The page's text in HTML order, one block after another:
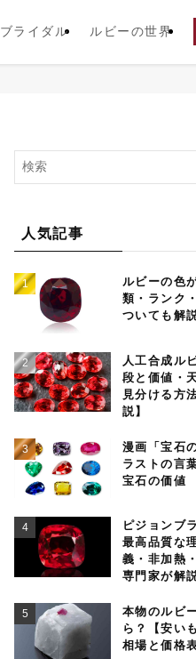
ブライダル ルビーの世界
人気記事
ルビーの色
類・ランク
ついても解説
人工合成ル
段と価値・
見分ける方
説】
漫画「宝石
ラストの言
宝石の価値
ピジョンブ
最高品質な
義・非加熱
専門家が解説
本物のルビ
ら？【安い
相場と価格